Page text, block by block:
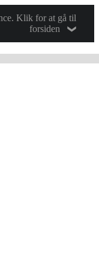
Klik for at gå til
forsiden